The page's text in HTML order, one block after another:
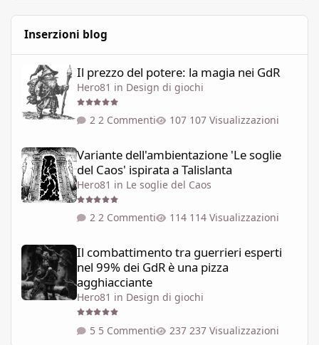
Inserzioni blog
Il prezzo del potere: la magia nei GdR
Hero81 in Design di giochi
2 Commenti
107 Visualizzazioni
Variante dell'ambientazione 'Le soglie del Caos' ispirata a
Variante dell'ambientazione 'Le soglie
del Caos' ispirata a Talislanta
Hero81 in Le soglie del Caos
2 Commenti
114 Visualizzazioni
Il combattimento tra guerrieri esperti nel 99% dei GdR è una
Il combattimento tra guerrieri esperti
nel 99% dei GdR è una pizza
agghiacciante
Hero81 in Design di giochi
5 Commenti 237 Visualizzazioni